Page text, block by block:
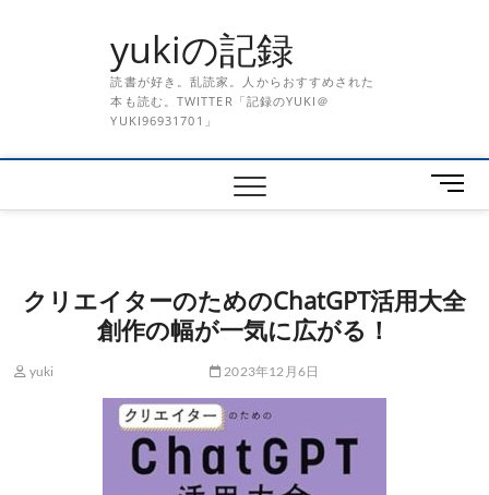
yukiの記録
読書が好き。乱読家。人からおすすめされた
本も読む。TWITTER「記録のYUKI＠
YUKI96931701」
メ
ニ
タ
クリエイターのためのChatGPT活用大全
創作の幅が一気に広がる！
yuki 2023年12月6日